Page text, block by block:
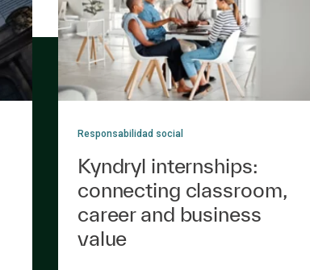
Responsabilidad social
Kyndryl internships:
connecting classroom,
career and business
value